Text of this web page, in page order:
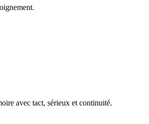
avec tact, sérieux et continuité.